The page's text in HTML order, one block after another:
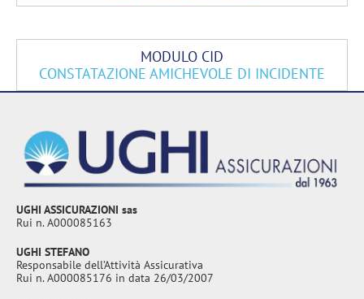
MODULO CID
CONSTATAZIONE AMICHEVOLE DI INCIDENTE
UGHI ASSICURAZIONI sas
Rui n. A000085163
UGHI STEFANO
Responsabile dell’Attività Assicurativa
Rui n. A000085176 in data 26/03/2007